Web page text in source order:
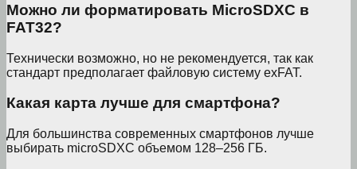
Можно ли форматировать MicroSDXC в
FAT32?
Технически возможно, но не рекомендуется, так как
стандарт предполагает файловую систему exFAT.
Какая карта лучше для смартфона?
Для большинства современных смартфонов лучше
выбирать microSDXC объемом 128–256 ГБ.